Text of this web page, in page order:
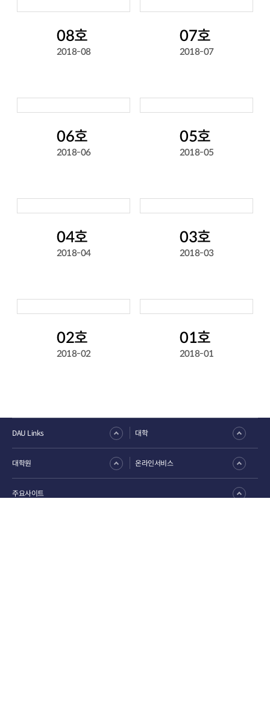
08호
2018-08
07호
2018-07
06호
2018-06
05호
2018-05
04호
2018-04
03호
2018-03
02호
2018-02
01호
2018-01
DAU Links 대학
대학원 온라인서비스
주요사이트